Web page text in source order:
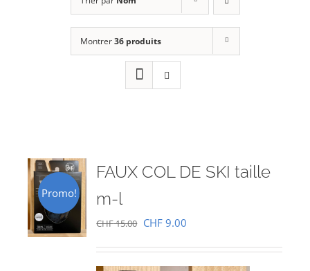
Montrer36 produits
Promo!
FAUX COL DE SKI taille
m-l
CHF15.00 Le
initial
CHF 9.00
actuel